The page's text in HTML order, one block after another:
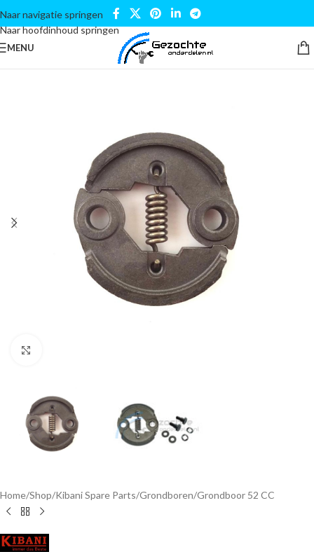
Naar navigatie springen
Naar hoofdinhoud springen
MENU
Home/Shop/Kibani Spare Parts/Grondboren/Grondboor 52 CC